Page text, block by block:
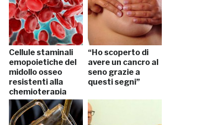
Cellule staminali
emopoietiche del
midollo osseo
resistenti alla
chemioterapia
“Ho scoperto di
avere un cancro al
seno grazie a
questi segni”